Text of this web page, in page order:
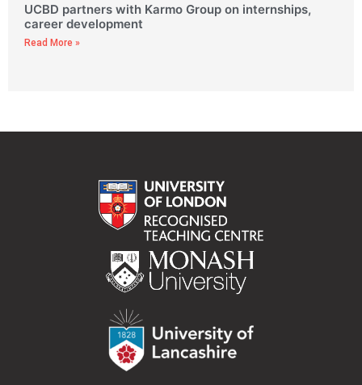
UCBD partners with Karmo Group on internships,
career development
Read More »